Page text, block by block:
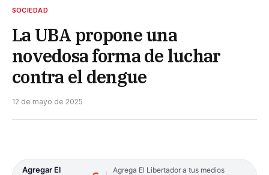
SOCIEDAD
La UBA propone una
novedosa forma de luchar
contra el dengue
12 de mayo de 2025
Agregar El
Agrega El Libertador a tus medios